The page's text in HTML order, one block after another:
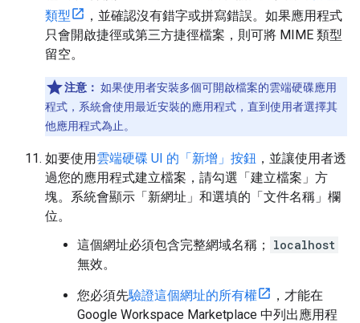
類型
，並確認沒有錯字或拼寫錯誤。如果應用程式
只會開啟捷徑或第三方捷徑檔案，則可將 MIME 類型
留空。
注意： 如果使用者安裝多個可開啟檔案的雲端硬碟應用
程式，系統會使用最近安裝的應用程式，直到使用者選擇其
他應用程式為止。
如要使用雲端硬碟 UI 的「新增」按鈕 ，並讓使用者透
過您的應用程式建立檔案，請勾選「建立檔案」 方
塊。系統會顯示「新網址」 和選填的「文件名稱」 欄
位。
這個網址必須包含完整網域名稱；
localhost
無效。
您必須先驗證這個網址的所有權
，才能在
Google Workspace Marketplace 中列出應用程